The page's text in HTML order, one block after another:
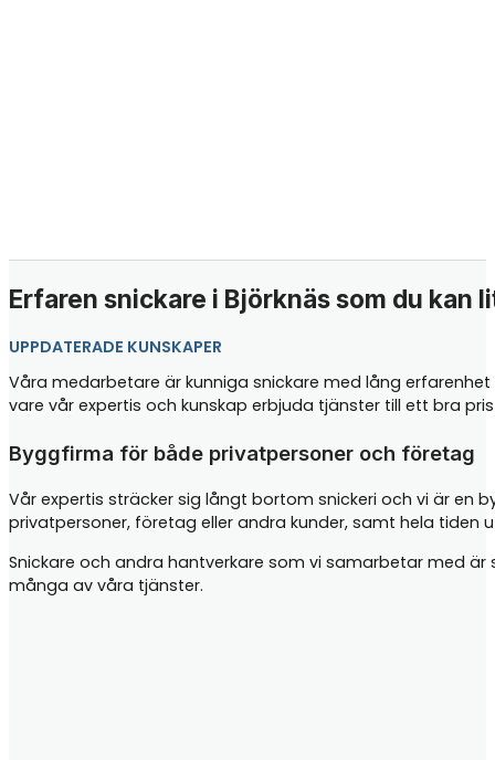
Erfaren snickare i Björknäs som du kan
UPPDATERADE KUNSKAPER
Våra medarbetare är kunniga snickare med lång
vare vår expertis och kunskap erbjuda tjänster till ett bra
Byggfirma för både privatpersoner och företag
Vår expertis sträcker sig långt bortom snickeri och vi är
privatpersoner, företag eller andra kunder, samt hela tiden
Snickare och andra hantverkare som vi samarbetar med
många av våra tjänster.